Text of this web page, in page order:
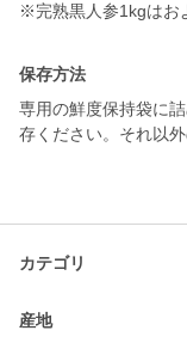
※完熟黒人参1kgはお
保存方法
専用の鮮度保持袋に
存ください。それ以
カテゴリ
産地